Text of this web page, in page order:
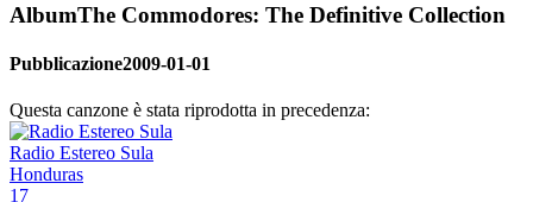
AlbumThe Commodores: The Definitive Collection
Pubblicazione2009-01-01
Questa canzone è stata riprodotta in precedenza:
Radio Estereo Sula
Honduras
17